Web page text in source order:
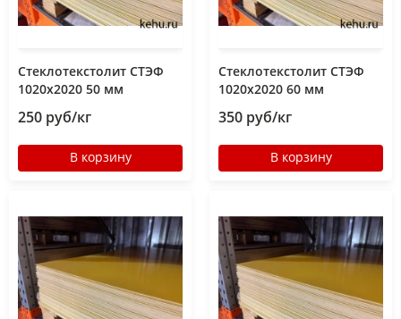
Стеклотекстолит СТЭФ
1020х2020 50 мм
250 руб/кг
В корзину
Стеклотекстолит СТЭФ
1020х2020 60 мм
350 руб/кг
В корзину